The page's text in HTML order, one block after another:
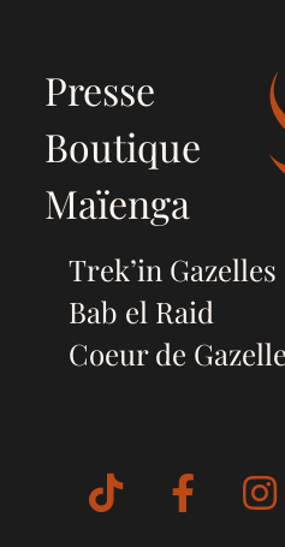
Presse
Boutique
Maïenga
Trek’in Gazelles
Bab el Raid
Coeur de
Tiktok